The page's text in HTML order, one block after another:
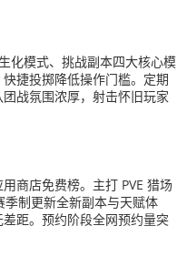
化模式、挑战副本四大核心模
捷投掷降低操作门槛。定期
战氛围浓厚，射击怀旧玩家
商店免费榜。主打 PVE 猎场
季制更新全新副本与天赋体
距。预约阶段全网预约量突